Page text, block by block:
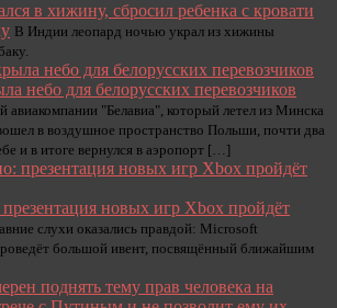
в хижину, сбросил ребенка с кровати
В Индии леопард ночью украл из хижины
небо для белорусских перевозчиков
авиакомпании "Белавиа", который летел из Минска
в воздушное пространство Польши, почти два
и в итоге вернулся в аэропорт […]
новых игр Xbox пройдёт
слухи оказались правдой: Microsoft
большой ивент, посвящённый ближайшим